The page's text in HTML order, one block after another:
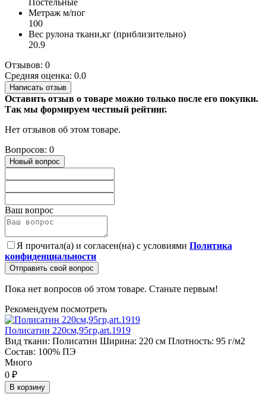
Постельные
Метраж м/пог
100
Вес рулона ткани,кг (приблизительно)
20.9
Отзывов: 0
Средняя оценка: 0.0
Написать отзыв
Оставить отзыв о товаре можно только после его покупки.
Так мы формируем честный рейтинг.
Нет отзывов об этом товаре.
Вопросов: 0
Новый вопрос
Ваш вопрос
Я прочитал(а) и согласен(на) с условиями Политика
конфиденциальности
Отправить свой вопрос
Пока нет вопросов об этом товаре. Станьте первым!
Рекомендуем посмотреть
Полисатин 220см,95гр,art.1919
Вид ткани: Полисатин Ширина: 220 см Плотность: 95 г/м2
Состав: 100% ПЭ
Много
0 ₽
В корзину